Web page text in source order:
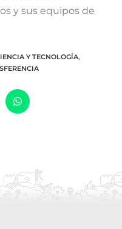
y sus equipos de
Y TECNOLOGÍA,